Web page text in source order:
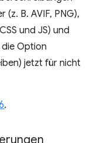
B. AVIF, PNG),
und JS) und
die Option
jetzt für nicht
.